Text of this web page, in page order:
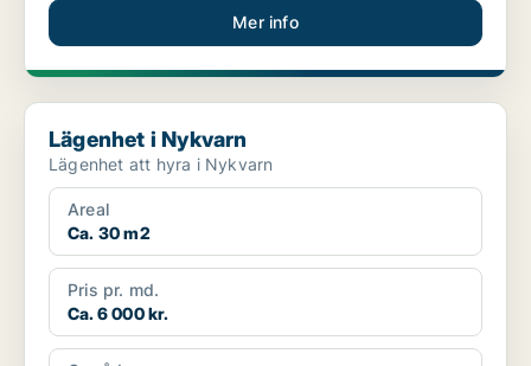
Mer info
Lägenhet i Nykvarn
Lägenhet i Nykvarn
Lägenhet att hyra i Nykvarn
Areal
Ca. 30 m2
Pris pr. md.
Ca. 6 000 kr.